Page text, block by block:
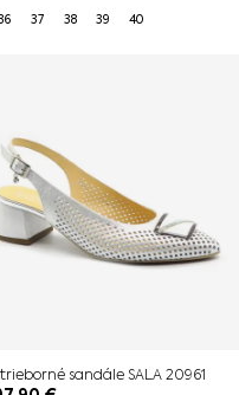
37 38 39 40
sandále SALA 20961